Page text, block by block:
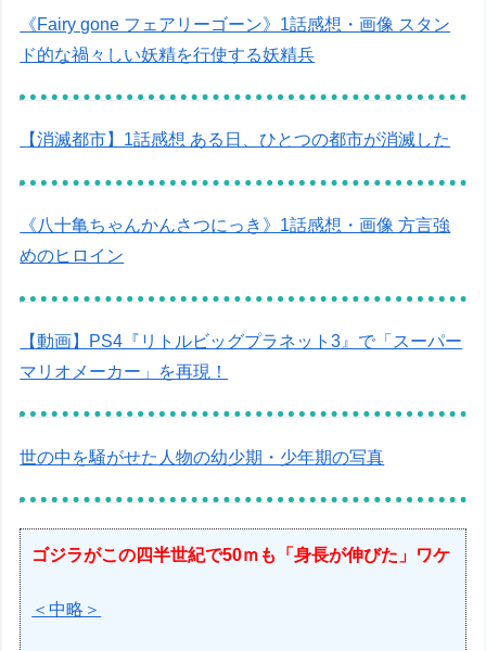
《Fairy gone フェアリーゴーン》1話感想・画像 スタン
ド的な禍々しい妖精を行使する妖精兵
【消滅都市】1話感想 ある日、ひとつの都市が消滅した
《八十亀ちゃんかんさつにっき》1話感想・画像 方言強
めのヒロイン
【動画】PS4『リトルビッグプラネット3』で「スーパー
マリオメーカー」を再現！
世の中を騒がせた人物の幼少期・少年期の写真
ゴジラがこの四半世紀で50ｍも「身長が伸びた」ワケ
＜中略＞